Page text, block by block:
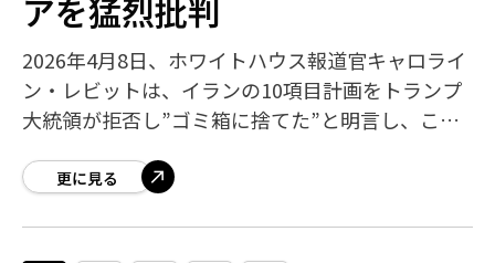
アを猛烈批判
2026年4月8日、ホワイトハウス報道官キャロライ
ン・レビットは、イランの10項目計画をトランプ
大統領が拒否し”ゴミ箱に捨てた”と明言し、この
ィアを公開の場で厳しく叱責しました
更に見る